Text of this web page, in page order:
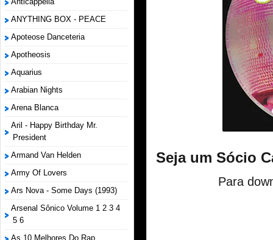
ANYTHING BOX - PEACE
Apoteose Danceteria
Apotheosis
Aquarius
Arabian Nights
Arena Blanca
Aril - Happy Birthday Mr.
President
Armand Van Helden
Army Of Lovers
Ars Nova - Some Days (1993)
Arsenal Sônico Volume 1 2 3 4
5 6
As 10 Melhores Do Rap
Seja um Sócio
Para